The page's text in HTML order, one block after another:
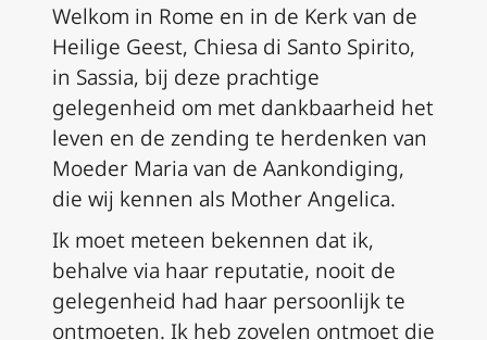
Welkom in Rome en in de Kerk van de
Heilige Geest, Chiesa di Santo Spirito,
in Sassia, bij deze prachtige
gelegenheid om met dankbaarheid het
leven en de zending te herdenken van
Moeder Maria van de Aankondiging,
die wij kennen als Mother Angelica.
Ik moet meteen bekennen dat ik,
behalve via haar reputatie, nooit de
gelegenheid had haar persoonlijk te
ontmoeten. Ik heb zovelen ontmoet die